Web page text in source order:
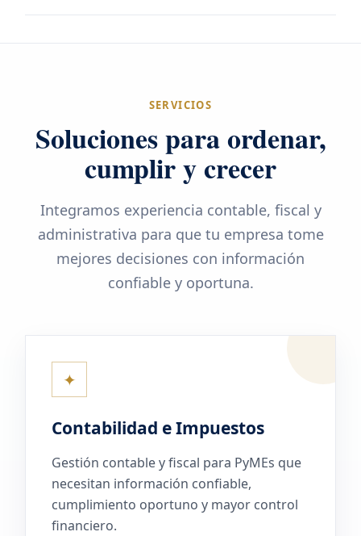
SERVICIOS
Soluciones para ordenar,
cumplir y crecer
Integramos experiencia contable, fiscal y
administrativa para que tu empresa tome
mejores decisiones con información
confiable y oportuna.
✦
Contabilidad e Impuestos
Gestión contable y fiscal para PyMEs que
necesitan información confiable,
cumplimiento oportuno y mayor control
financiero.